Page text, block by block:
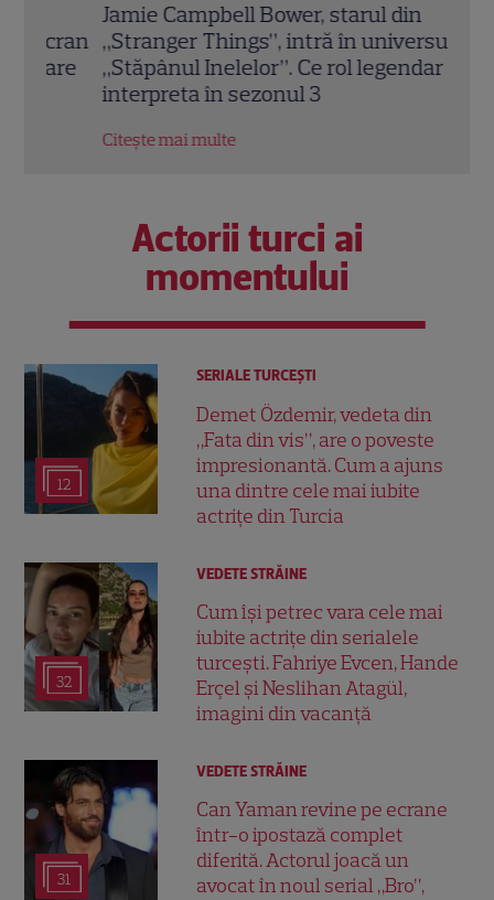
Jamie Campbell Bower, starul din
„Stranger Things”, intră în universul
„Stăpânul Inelelor”. Ce rol legendar va
interpreta în sezonul 3
Citește mai multe
Actorii turci ai
momentului
12
SERIALE TURCEŞTI
Demet Özdemir, vedeta din
„Fata din vis”, are o poveste
impresionantă. Cum a ajuns
una dintre cele mai iubite
actrițe din Turcia
32
VEDETE STRĂINE
Cum își petrec vara cele mai
iubite actrițe din serialele
turcești. Fahriye Evcen, Hande
Erçel și Neslihan Atagül,
imagini din vacanță
31
VEDETE STRĂINE
Can Yaman revine pe ecrane
într-o ipostază complet
diferită. Actorul joacă un
avocat în noul serial „Bro”,